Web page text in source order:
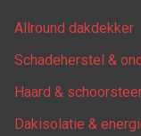
Allround dakdekker
Schadeherstel &
Haard &
Dakisolatie &